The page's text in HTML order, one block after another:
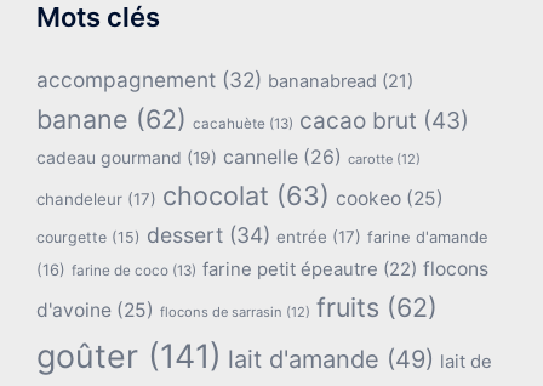
Mots clés
accompagnement (32) bananabread (21)
banane (62) cacahuète (13) cacao brut (43)
cadeau gourmand (19) cannelle (26) carotte (12)
chandeleur (17) chocolat (63) cookeo (25)
courgette (15) dessert (34) entrée (17) farine d'amande
(16) farine de coco (13) farine petit épeautre (22) flocons
d'avoine (25) flocons de sarrasin (12) fruits (62)
goûter (141) lait d'amande (49)
lait de